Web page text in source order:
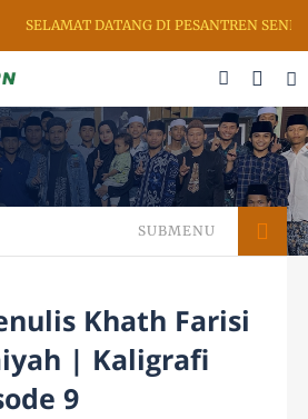
SELAMAT DATANG DI PESANTREN SENI
SUBMENU
Khath Farisi
| Kaligrafi
9